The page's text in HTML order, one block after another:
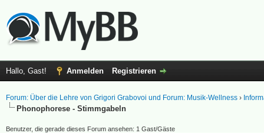
Hallo, Gast! Anmelden Registrieren
Forum: Über die Lehre von Grigori Grabovoi und Forum: Musik-Wellness ›
Phonophorese - Stimmgabeln
Benutzer, die gerade dieses Forum ansehen: 1 Gast/Gäste